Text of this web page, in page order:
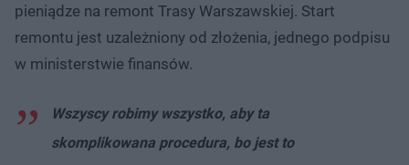
pieniądze na remont Trasy Warszawskiej. Start
remontu jest uzależniony od złożenia, jednego podpisu
w ministerstwie finansów.
Wszyscy robimy wszystko, aby ta
skomplikowana procedura, bo jest to